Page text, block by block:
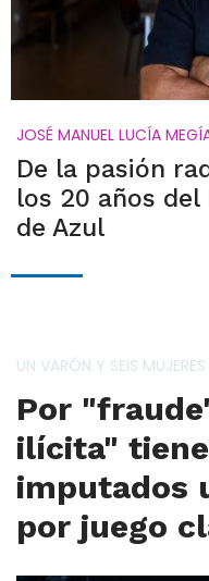
JOSÉ MANUEL LUCÍA
De la pasión
los 20 años del
de Azul
UN VARÓN Y SEIS MUJERES
Por
ilícita"
imputados
por juego